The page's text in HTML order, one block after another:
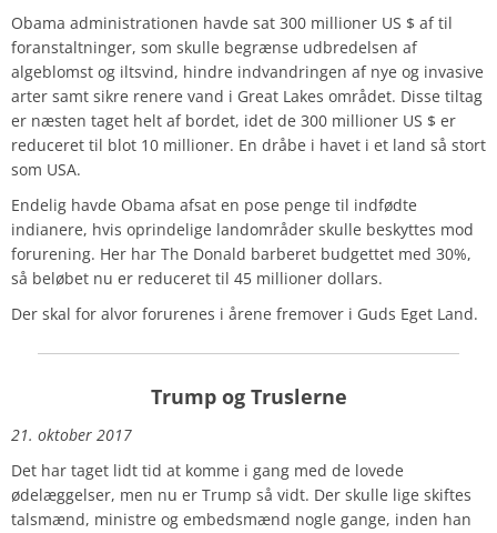
Obama administrationen havde sat 300 millioner US $ af til
foranstaltninger, som skulle begrænse udbredelsen af
algeblomst og iltsvind, hindre indvandringen af nye og invasive
arter samt sikre renere vand i Great Lakes området. Disse tiltag
er næsten taget helt af bordet, idet de 300 millioner US $ er
reduceret til blot 10 millioner. En dråbe i havet i et land så stort
som USA.
Endelig havde Obama afsat en pose penge til indfødte
indianere, hvis oprindelige landområder skulle beskyttes mod
forurening. Her har The Donald barberet budgettet med 30%,
så beløbet nu er reduceret til 45 millioner dollars.
Der skal for alvor forurenes i årene fremover i Guds Eget Land.
Trump og Truslerne
21. oktober 2017
Det har taget lidt tid at komme i gang med de lovede
ødelæggelser, men nu er Trump så vidt. Der skulle lige skiftes
talsmænd, ministre og embedsmænd nogle gange, inden han